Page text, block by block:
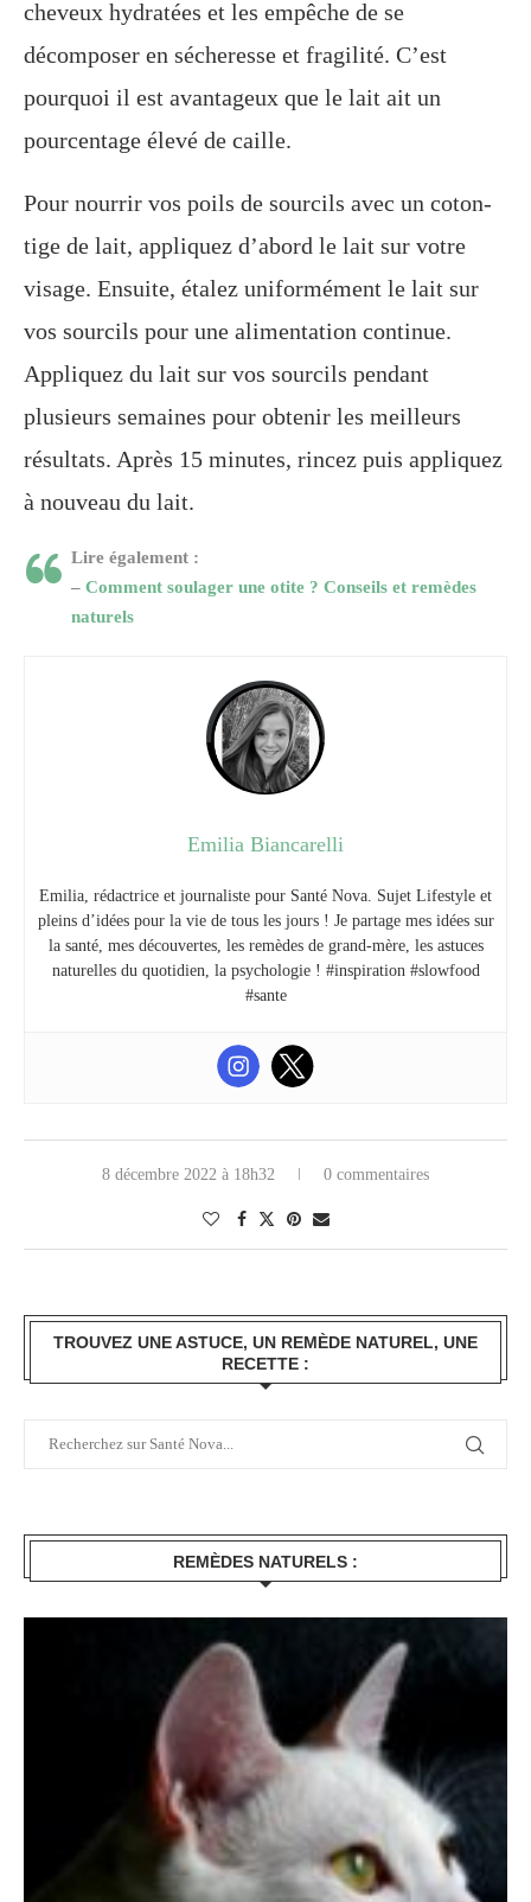
cheveux hydratées et les empêche de se
décomposer en sécheresse et fragilité. C’est
pourquoi il est avantageux que le lait ait un
pourcentage élevé de caille.
Pour nourrir vos poils de sourcils avec un coton-
tige de lait, appliquez d’abord le lait sur votre
visage. Ensuite, étalez uniformément le lait sur
vos sourcils pour une alimentation continue.
Appliquez du lait sur vos sourcils pendant
plusieurs semaines pour obtenir les meilleurs
résultats. Après 15 minutes, rincez puis appliquez
à nouveau du lait.
Lire également :
– Comment soulager une otite ?‍ Conseils et remèdes
naturels
Emilia Biancarelli
Emilia, rédactrice et journaliste pour Santé Nova. Sujet Lifestyle et
pleins d’idées pour la vie de tous les jours ! Je partage mes idées sur
la santé, mes découvertes, les remèdes de grand-mère, les astuces
naturelles du quotidien, la psychologie ! #inspiration #slowfood
#sante
8 décembre 2022 à 18h32 0 commentaires
TROUVEZ UNE ASTUCE, UN REMÈDE NATUREL, UNE
RECETTE :
REMÈDES NATURELS :